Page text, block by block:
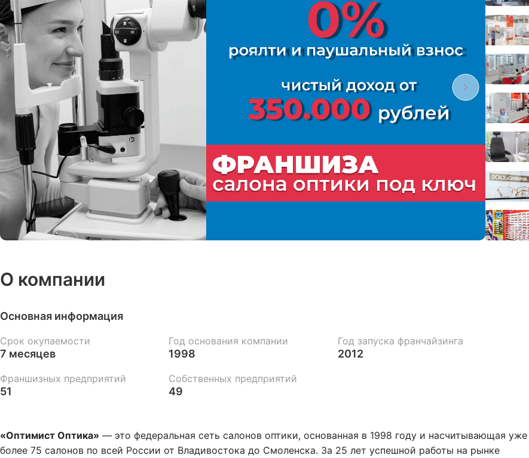
О компании
Основная информация
Срок окупаемости
7 месяцев
Год основания компании
1998
Год запуска франчайзинга
2012
Франшизных предприятий
51
Собственных предприятий
49
«Оптимист Оптика» — это федеральная сеть салонов оптики, основанная в 1998 году и насчитывающая уже
более 75 салонов по всей России от Владивостока до Смоленска. За 25 лет успешной работы на рынке